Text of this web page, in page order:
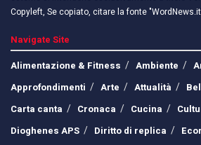
Copyleft, Se copiato, citare la fonte
Navigate Site
Alimentazione & Fitness
Ambiente
Approfondimenti
Arte Attualità
Carta canta
Cronaca Cucina
Dioghenes APS
Diritto di replica